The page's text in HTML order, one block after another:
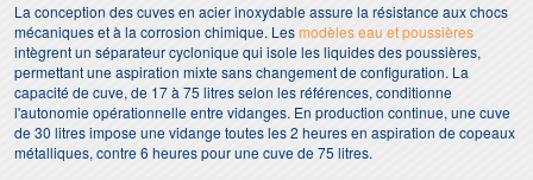
La conception des cuves en acier inoxydable assure la résistance aux chocs
mécaniques et à la corrosion chimique. Lesmodèles eau et poussières
intègrent un séparateur cyclonique qui isole les liquides des poussières,
permettant une aspiration mixte sans changement de configuration. La
capacité de cuve, de 17 à 75 litres selon les références, conditionne
l'autonomie opérationnelle entre vidanges. En production continue, une cuve
de 30 litres impose une vidange toutes les 2 heures en aspiration de copeaux
métalliques, contre 6 heures pour une cuve de 75 litres.